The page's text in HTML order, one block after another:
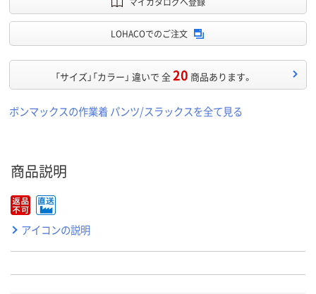
LOHACOでのご注文
「サイズ」「カラー」 違いで 全20 商品あります。
ボンマックスの作業着 パンツ/スラックスを全て見る
商品説明
アイコンの説明